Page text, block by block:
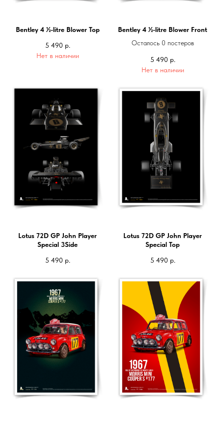
Bentley 4 ½-litre Blower Top
5 490 р.
Нет в наличии
Bentley 4 ½-litre Blower Front
Осталось 0 постеров
5 490 р.
Нет в наличии
Lotus 72D GP John Player
Special 3Side
5 490 р.
Lotus 72D GP John Player
Special Top
5 490 р.